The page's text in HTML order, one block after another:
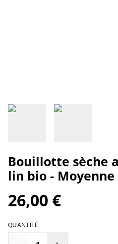
Bouillotte sèche
lin bio -
26,00 €
QUANTITÉ